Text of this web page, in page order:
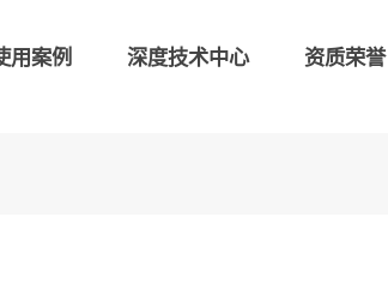
用案例 深度技术中心 资质荣誉